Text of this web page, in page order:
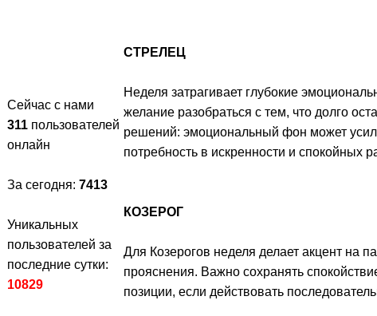
Сейчас с нами
311 пользователей
онлайн
За сегодня: 7413
Уникальных
пользователей за
последние сутки:
10829
СТРЕЛЕЦ
Неделя затрагивает глубокие
желание разобраться с тем, что долго
решений: эмоциональный фон может
потребность в искренности и спокойных
КОЗЕРОГ
Для Козерогов неделя делает акцент на
прояснения. Важно сохранять
позиции, если действовать